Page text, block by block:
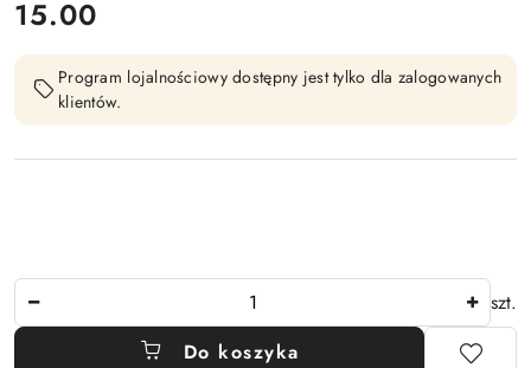
cena:
15.00
Program lojalnościowy dostępny jest tylko dla zalogowanych
klientów.
szt.
Do koszyka